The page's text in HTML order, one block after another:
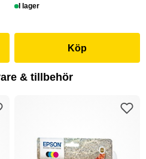
I lager
Köp
& tillbehör